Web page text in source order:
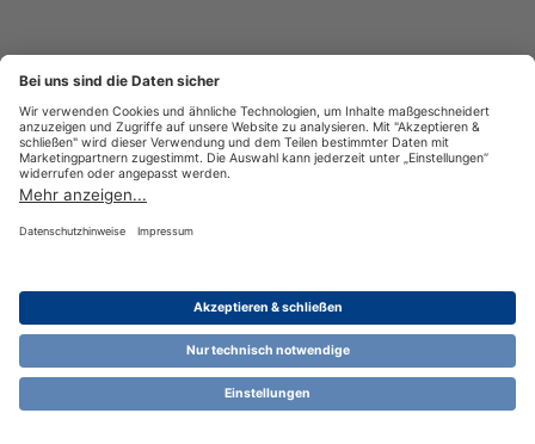
Nutzungsbestimmungen Cookie-Einstellungen
Community-Software:WoltLab Suite™ 6.1.13